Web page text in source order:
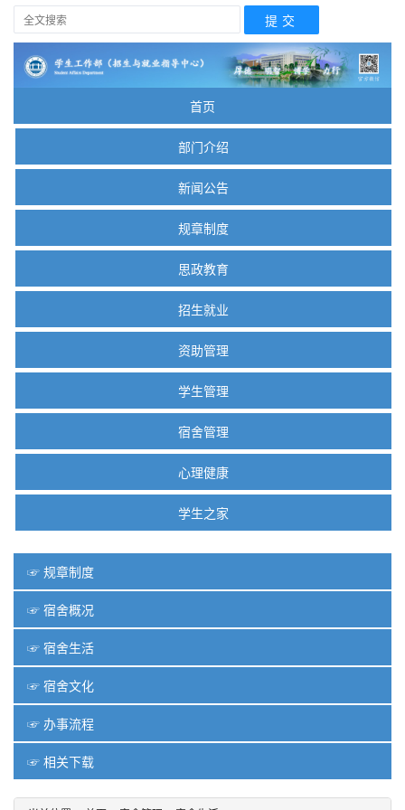
首页
部门介绍
新闻公告
规章制度
思政教育
招生就业
资助管理
学生管理
宿舍管理
心理健康
学生之家
☞ 规章制度
☞ 宿舍概况
☞ 宿舍生活
☞ 宿舍文化
☞ 办事流程
☞ 相关下载